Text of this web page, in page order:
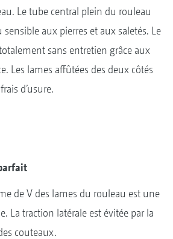
Le tube central plein du rouleau
aux pierres et aux saletés. Le
sans entretien grâce aux
Les lames affûtées des deux côtés
d’usure.
de V des lames du rouleau est une
La traction latérale est évitée par la
couteaux.